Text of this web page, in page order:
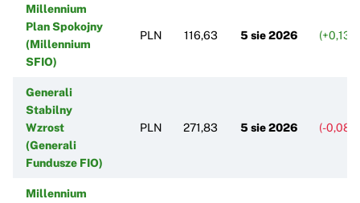
Millennium
Plan Spokojny
(Millennium
SFIO)
PLN 116,63 5 sie 2026
Generali
Stabilny
Wzrost
(Generali
Fundusze FIO)
PLN 271,83 5 sie 2026 (-
Millennium